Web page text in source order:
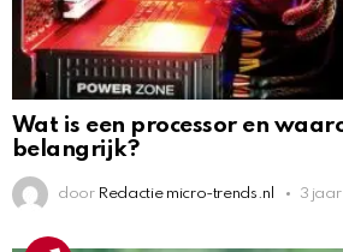
Wat is een processor en
belangrijk?
door Redactie micro-trends.nl 3